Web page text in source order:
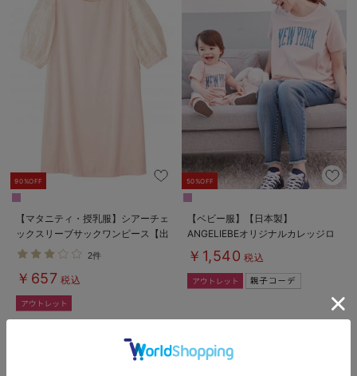
90%OFF
【マタニティ・授乳服】シアーチェ
ックスリーブサックワンピース【出
産後も長く使える】
2件
￥657 税込
50%OFF
【ベビー服】【日本製】
ANGELIEBEオリジナルカレッジロ
ゴロンパース
￥1,540 税込